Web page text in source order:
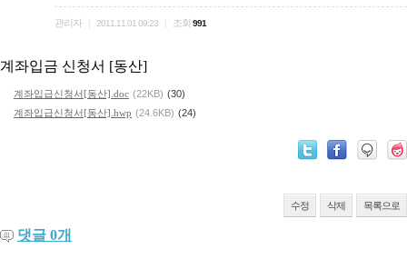
관리자 2011.11.01 09:23 조회 991
계좌입금 신청서 [동산]
계좌입급신청서[동산].doc (22KB) (30)
계좌입급신청서[동산].hwp (24.6KB) (24)
수정 삭제 목록으로
댓글 0개